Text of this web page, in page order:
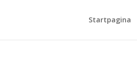
Startpagina